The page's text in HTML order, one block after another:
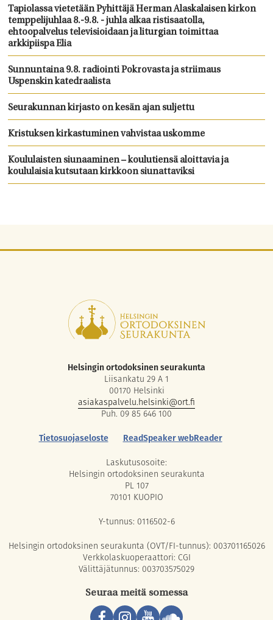
Tapiolassa vietetään Pyhittäjä Herman Alaskalaisen kirkon
temppelijuhlaa 8.-9.8. - juhla alkaa ristisaatolla,
ehtoopalvelus televisioidaan ja liturgian toimittaa
arkkipiispa Elia
Sunnuntaina 9.8. radiointi Pokrovasta ja striimaus
Uspenskin katedraalista
Seurakunnan kirjasto on kesän ajan suljettu
Kristuksen kirkastuminen vahvistaa uskomme
Koululaisten siunaaminen – koulutiensä aloittavia ja
koululaisia kutsutaan kirkkoon siunattaviksi
Helsingin ortodoksinen seurakunta
Liisankatu 29 A 1
00170 Helsinki
asiakaspalvelu.helsinki@ort.fi
Puh. 09 85 646 100
Tietosuojaseloste
ReadSpeaker webReader
Laskutusosoite:
Helsingin ortodoksinen seurakunta
PL 107
70101 KUOPIO
Y-tunnus: 0116502-6
Helsingin ortodoksinen seurakunta (OVT/FI-tunnus): 003701165026
Verkkolaskuoperaattori: CGI
Välittäjätunnus: 003703575029
Seuraa meitä somessa